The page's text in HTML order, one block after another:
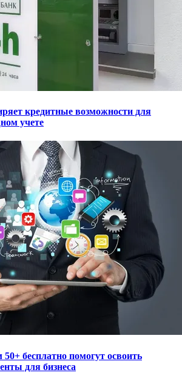
кредитные возможности для
учете
бесплатно помогут освоить
для бизнеса